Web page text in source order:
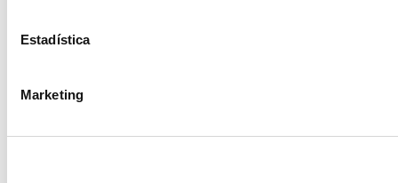
Estadística
Marketing